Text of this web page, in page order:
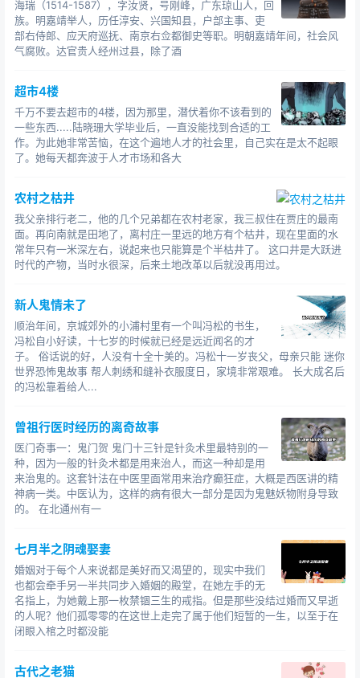
雨下过之后就河里就开始涨洪水，连河两边的农田都淹的
差不多了，一眼望去就是洪水泛滥，我外婆的村庄地势比
较低，以前是个塘类型差不多的，那几天水一涨基本上全
洪水中游着一条长角的龙，顺着洪水水往下游去，当时全
家都吓的不敢做声，据村里老人说，如果那时候喊起来，
龙听到了摇下尾巴，就能把整个村给淹没。
1.走蛟化龙重庆遭遇
我是重庆的,重庆人都知道南山上有个老龙洞,听我婆婆
说以前那里就发生过走蛟的事件,那时她还小就住在老龙洞
附近,走蛟那天刚好她和家人出门串亲戚去了,回来后才看到
树啊,房子阿都倒塌了,而且地上有条明显的痕迹,一直延伸到
龙出来, 婆婆还说当时老龙洞附近还出现了很多的小坑,用
石头扔进去,可以听见石头滚很长很长段时间....当时很不屑,
以为这只是老一辈人以讹传讹的龙门阵,但是 现在还是有点
相信了~~
走蛟化龙真实遭遇
1.98年长江走蛟化龙
然有人刻意遮掩，但如果你现在在百度输入“走蛟”两个字，
海瑞（1514-1587），字汝贤，号刚峰，广东琼山人，回
族。明嘉靖举人，历任淳安、兴国知县，户部主事、吏
部右侍郎、应天府巡抚、南京右佥都御史等职。明朝嘉靖年间，社会风
气腐败。达官贵人经州过县，除了酒
超市4楼
千万不要去超市的4楼，因为那里，潜伏着你不该看到的
一些东西.....陆晓珊大学毕业后，一直没能找到合适的工
作。为此她非常苦恼，在这个遍地人才的社会里，自己实在是太不起眼
了。她每天都奔波于人才市场和各大
农村之枯井
我父亲排行老二，他的几个兄弟都在农村老家，我三叔住在贾庄的最南
面。再向南就是田地了，离村庄一里远的地方有个枯井，现在里面的水
常年只有一米深左右，说起来也只能算是个半枯井了。 这口井是大跃进
时代的产物，当时水很深，后来土地改革以后就没再用过。
新人鬼情未了
顺治年间，京城郊外的小浦村里有一个叫冯松的书生，
冯松自小好读，十七岁的时候就已经是远近闻名的才
子。 俗话说的好，人没有十全十美的。冯松十一岁丧父，母亲只能 迷你
世界恐怖鬼故事 帮人刺绣和缝补衣服度日，家境非常艰难。 长大成名后
的冯松靠着给人...
曾祖行医时经历的离奇故事
医门奇事一：鬼门贺 鬼门十三针是针灸术里最特别的一
种，因为一般的针灸术都是用来治人，而这一种却是用
来治鬼的。这套针法在中医里面常用来治疗癫狂症，大概是西医讲的精
神病一类。中医认为，这样的病有很大一部分是因为鬼魅妖物附身导致
的。 在北通州有一
七月半之阴魂娶妻
婚姻对于每个人来说都是美好而又渴望的，现实中我们
也都会牵手另一半共同步入婚姻的殿堂，在她左手的无
名指上，为她戴上那一枚禁锢三生的戒指。但是那些没结过婚而又早逝
的人呢？他们孤零零的在这世上走完了属于他们短暂的一生，以至于在
闭眼入棺之时都没能
古代之老猫